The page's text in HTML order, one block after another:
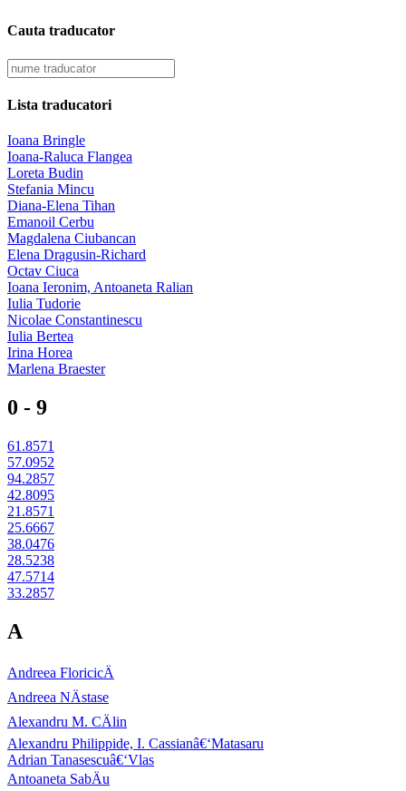
Cauta traducator
Lista traducatori
Ioana Bringle
Ioana-Raluca Flangea
Loreta Budin
Stefania Mincu
Diana-Elena Tihan
Emanoil Cerbu
Magdalena Ciubancan
Elena Dragusin-Richard
Octav Ciuca
Ioana Ieronim, Antoaneta Ralian
Iulia Tudorie
Nicolae Constantinescu
Iulia Bertea
Irina Horea
Marlena Braester
0 - 9
61.8571
57.0952
94.2857
42.8095
21.8571
25.6667
38.0476
28.5238
47.5714
33.2857
A
Andreea FloricicÄ
Andreea NÄstase
Alexandru M. CÄlin
Alexandru Philippide, I. Cassianâ€‘Matasaru
Adrian Tanasescuâ€‘Vlas
Antoaneta SabÄu